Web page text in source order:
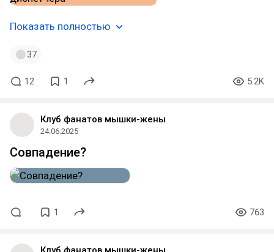
Показать полностью
37
12 1 5.2K
Клуб фанатов мышки-жены
24.06.2025
Совпадение?
1 763